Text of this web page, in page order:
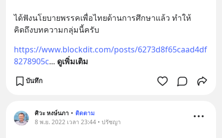
ได้ฟังนโยบายพรรคเพื่อไทยด้านการศึกษาแล้ว ทำให้
คิดถึงบทความกลุ่มนี้ครับ
https://www.blockdit.com/posts/6273d8f65caad4df
8278905c... ดูเพิ่มเติม
บันทึก
ศิวะ หงษ์นภา • ติดตาม
8 พ.ย. 2022 เวลา 23:44 • ปรัชญา